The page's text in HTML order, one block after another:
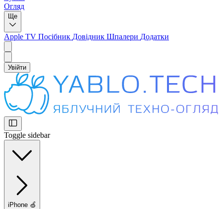
Огляд
Ще
Apple TV Посібник Довідник Шпалери Додатки
Увійти
Toggle sidebar
iPhone 🍏